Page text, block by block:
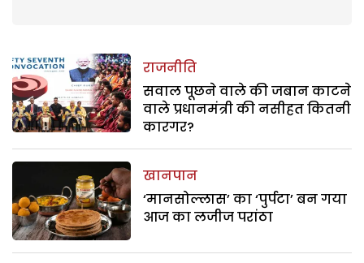
राजनीति
सवाल पूछने वाले की जबान काटने
वाले प्रधानमंत्री की नसीहत कितनी
कारगर?
खानपान
‘मानसोल्लास’ का ‘पुर्पटा’ बन गया
आज का लजीज परांठा